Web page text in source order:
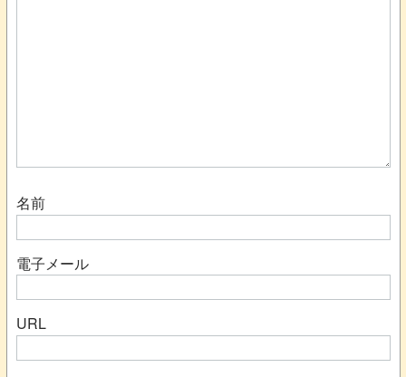
名前
電子メール
URL